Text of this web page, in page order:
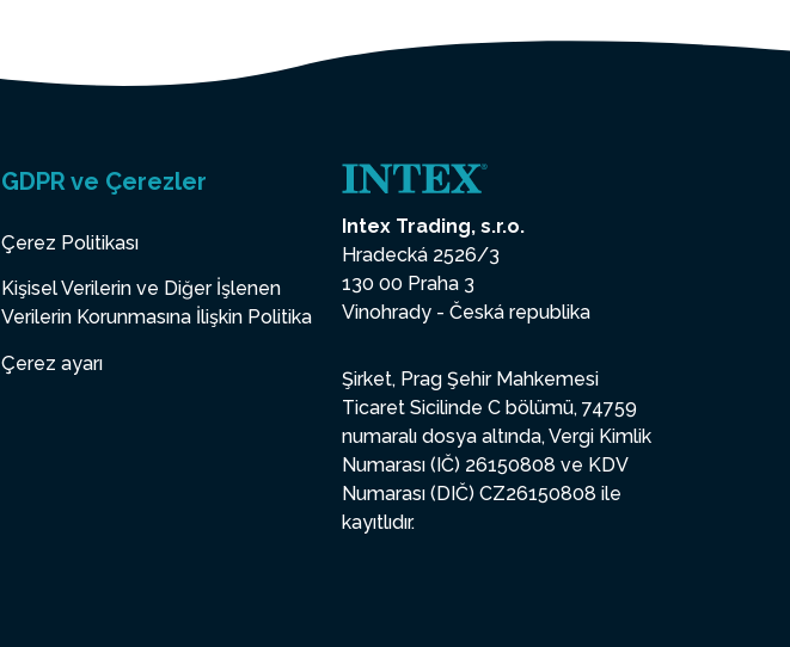
GDPR ve Çerezler
Çerez Politikası
Kişisel Verilerin ve Diğer İşlenen
Verilerin Korunmasına İlişkin Politika
Çerez ayarı
Intex Trading, s.r.o.
Hradecká 2526/3
130 00 Praha 3
Vinohrady - Česká republika
Şirket, Prag Şehir Mahkemesi
Ticaret Sicilinde C bölümü, 74759
numaralı dosya altında, Vergi Kimlik
Numarası (IČ) 26150808 ve KDV
Numarası (DIČ) CZ26150808 ile
kayıtlıdır.